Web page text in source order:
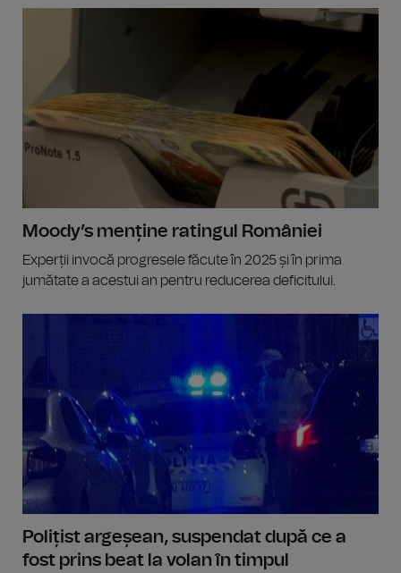
Moody’s menține ratingul României
Experții invocă progresele făcute în 2025 și în prima
jumătate a acestui an pentru reducerea deficitului.
Polițist argeșean, suspendat după ce a
fost prins beat la volan în timpul